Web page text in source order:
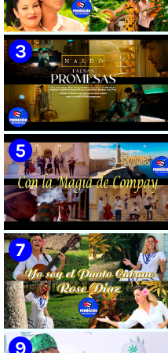
🟡 Susel Gómez (La China) ||
¨Oye Mi Leloley¨ || Director:
Onelio Jesús Larralde González
|| Música popular bailable
cubana || Videoclip || CUBA
🟡 Naldo - ¨Falsas Promesas¨ 📺
Videoclip - 🎬 Dirección:
Visualeme
🟡 Grupo Compay Segundo ||
¨Con La Magia de Compay¨ ||
Música popular tradicional
cubana || Videoclip || CUBA